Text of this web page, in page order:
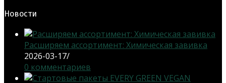
Новости
Расширяем ассортимент: Химическая завивка
2026-03-17/
0 комментариев